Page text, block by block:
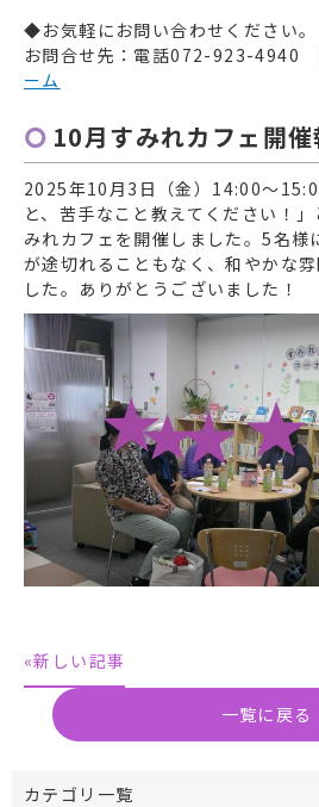
◆お気軽にお問い合わせください。
お問合せ先：電話072-923-4940
ーム
10月すみれカフェ開催
2025年10月3日（金）14:00～
と、苦手なこと教えてください！
みれカフェを開催しました。5名様
が途切れることもなく、和やかな
した。ありがとうございました！
«新しい記事
一覧に戻る
カテゴリ一覧